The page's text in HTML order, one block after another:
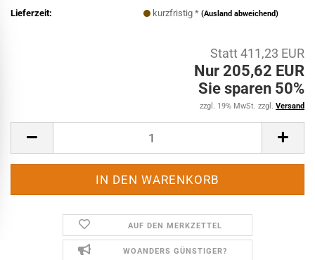
Lieferzeit:
kurzfristig *(Ausland abweichend)
Statt 411,23 EUR
Nur 205,62 EUR
Sie sparen 50%
zzgl. 19% MwSt. zzgl. Versand
AUF DEN MERKZETTEL
WOANDERS GÜNSTIGER?